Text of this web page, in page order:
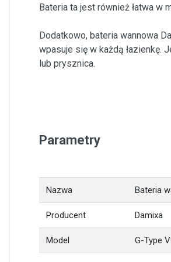
Bateria ta jest również łatwa w
Dodatkowo, bateria wannowa
wpasuje się w każdą łazienkę.
lub prysznica.
Parametry
Nazwa Bateria
Producent Damixa
Model G-Type